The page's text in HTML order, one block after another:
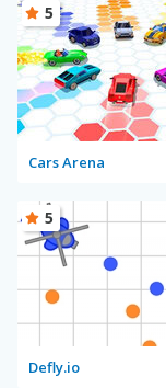
Cars Arena
5
Defly.io
5